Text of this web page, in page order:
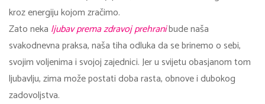
kroz energiju kojom zračimo.
Zato neka ljubav prema zdravoj prehranibude naša
svakodnevna praksa, naša tiha odluka da se brinemo o sebi,
svojim voljenima i svojoj zajednici. Jer u svijetu obasjanom tom
ljubavlju, zima može postati doba rasta, obnove i dubokog
zadovoljstva.